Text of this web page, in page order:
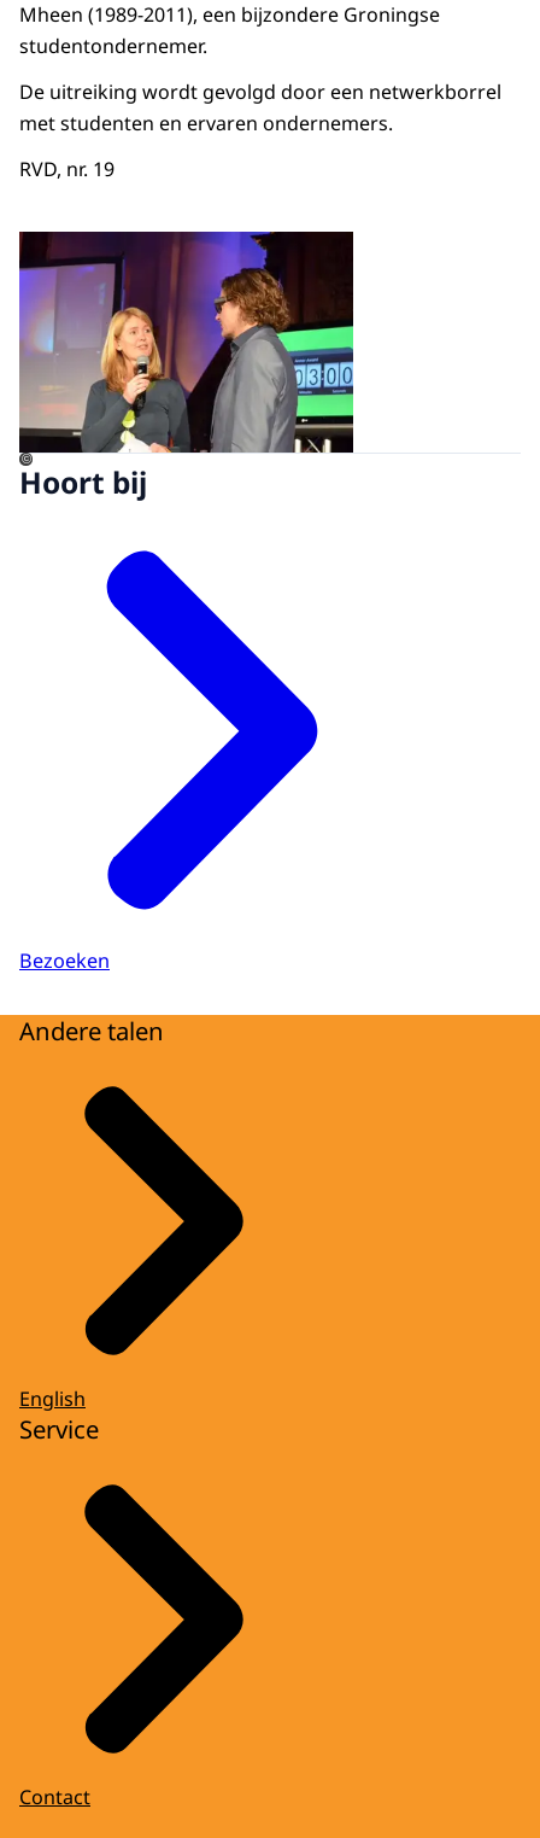
Mheen (1989-2011), een bijzondere Groningse
studentondernemer.
De uitreiking wordt gevolgd door een netwerkborrel
met studenten en ervaren ondernemers.
RVD, nr. 19
Open de galerij in vergrote
©
Hoort bij
Bezoeken
Andere talen
English
Service
Contact